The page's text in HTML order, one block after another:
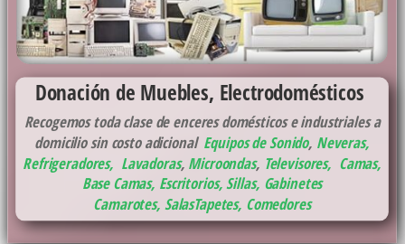
Donación de Muebles, Electrodomésticos
Recogemos toda clase de enceres domésticos e industriales a
domicilio sin costo adicional Equipos de Sonido, Neveras,
Refrigeradores, Lavadoras, Microondas, Televisores, Camas,
Base Camas, Escritorios, Sillas, Gabinetes
Camarotes, SalasTapetes, Comedores